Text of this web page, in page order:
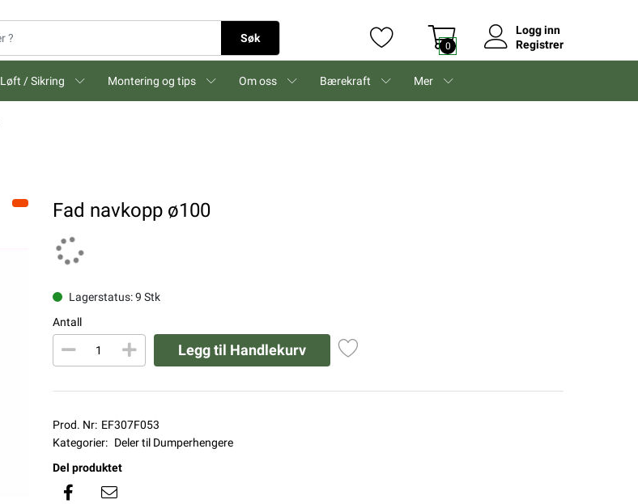
Søk
0
Logg inn
Registrer
Løft / Sikring Montering og tips Om oss Bærekraft Mer
Fad navkopp ø100
Lagerstatus: 9 Stk
Antall
Legg til Handlekurv
Prod. Nr: EF307F053
Kategorier: Deler til Dumperhengere
Del produktet